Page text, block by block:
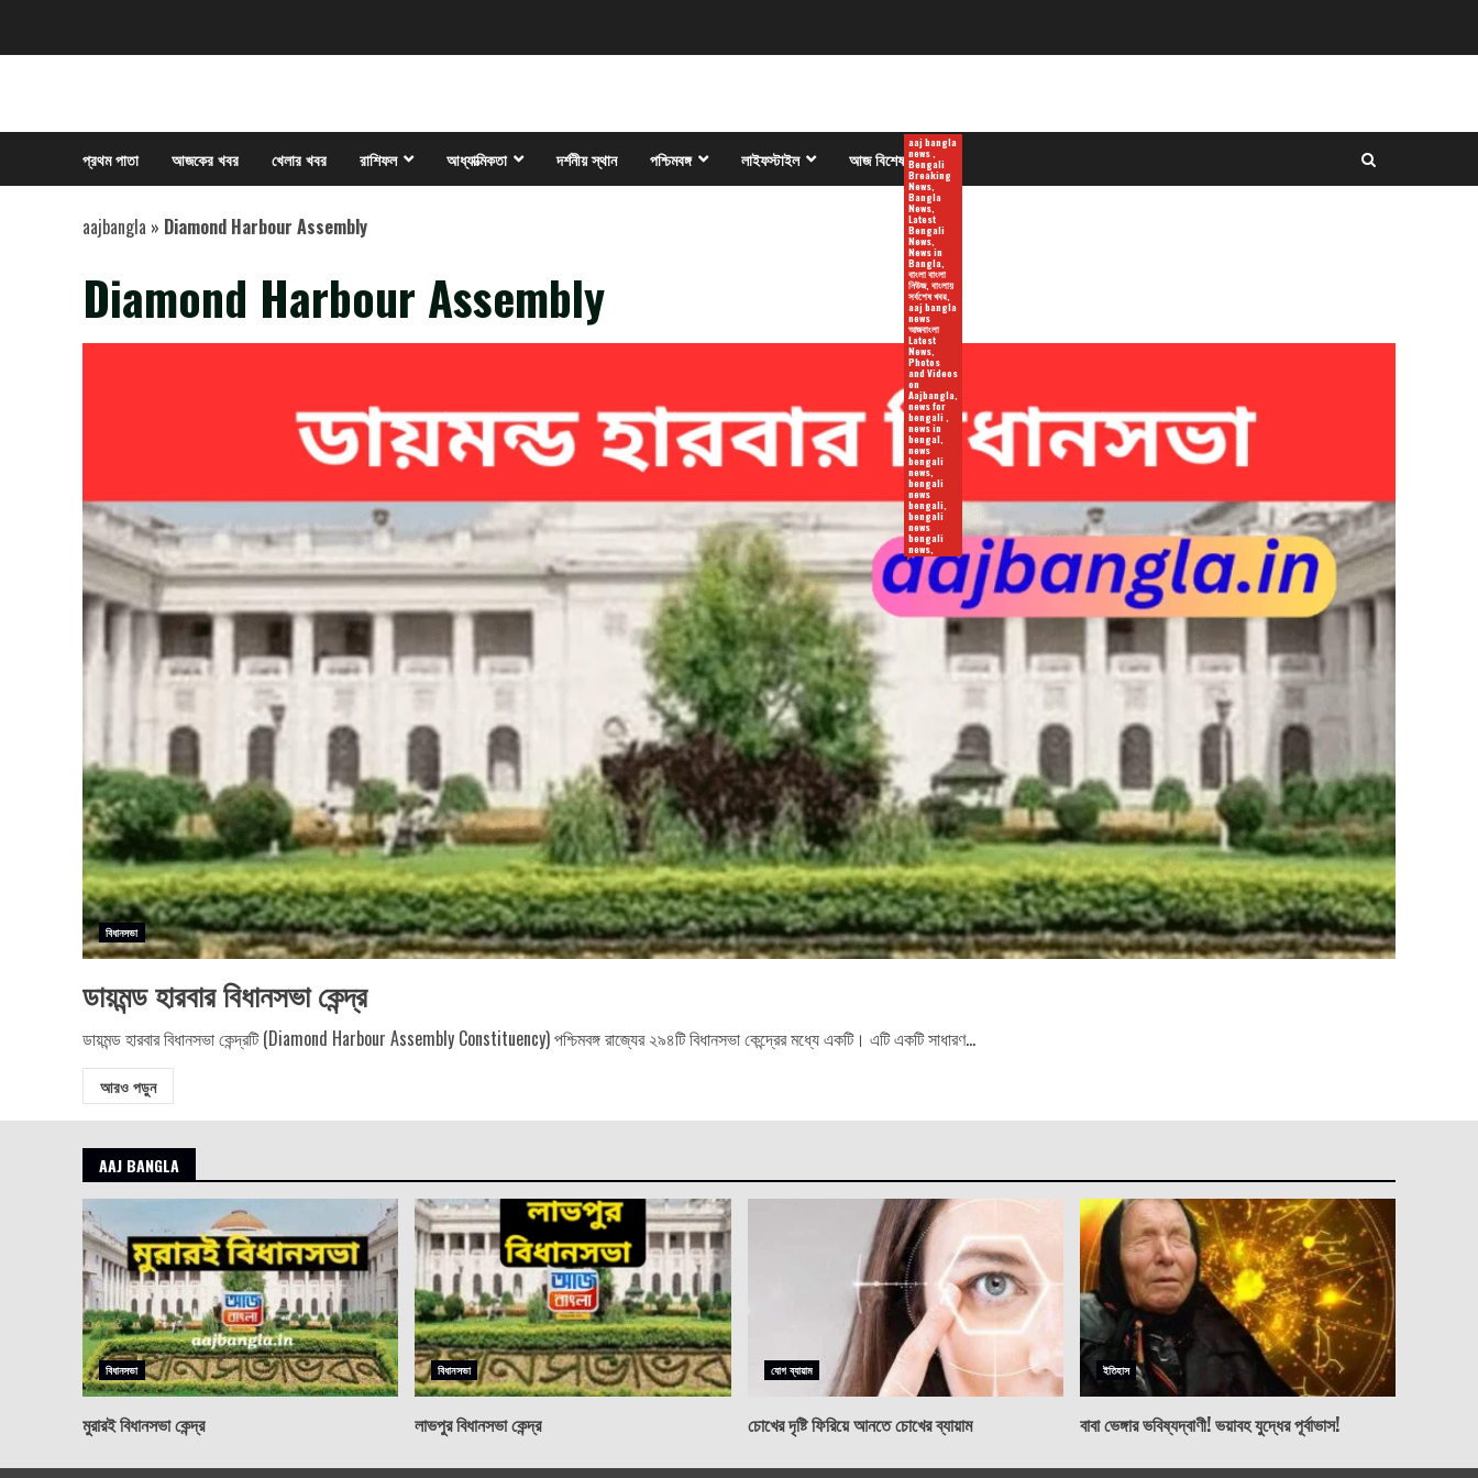
প্রথম পাতা আজকের খবর খেলার খবর রাশিফল আধ্যাত্মিকতা দর্শনীয় স্থান পশ্চিমবঙ্গ লাইফস্টাইল আজ বিশেষ
aaj bangla
news ,
Bengali
Breaking
News,
Bangla
News,
Latest
Bengali
News,
News in
Bangla,
বাংলা বাংলা
নিউজ, বাংলায়
সর্বশেষ খবর,
aaj bangla
news
আজবাংলা
Latest
News,
Photos
and Videos
on
Aajbangla,
news for
bengali ,
news in
bengal,
news
bengali
news,
bengali
news
bengali,
bengali
news
bengali
news,
aajbangla » Diamond Harbour Assembly
Diamond Harbour Assembly
বিধানসভা
ডায়মন্ড হারবার বিধানসভা কেন্দ্র
ডায়মন্ড হারবার বিধানসভা কেন্দ্রটি (Diamond Harbour Assembly Constituency) পশ্চিমবঙ্গ রাজ্যের ২৯৪টি বিধানসভা কেন্দ্রের মধ্যে একটি। এটি একটি সাধারণ...
আরও পড়ুন
AAJ BANGLA
বিধানসভা
মুরারই বিধানসভা কেন্দ্র
বিধানসভা
লাভপুর বিধানসভা কেন্দ্র
যোগ ব্যায়াম
চোখের দৃষ্টি ফিরিয়ে আনতে চোখের ব্যায়াম
ইতিহাস
বাবা ভেঙ্গার ভবিষ্যদ্বাণী! ভয়াবহ যুদ্ধের পূর্বাভাস!